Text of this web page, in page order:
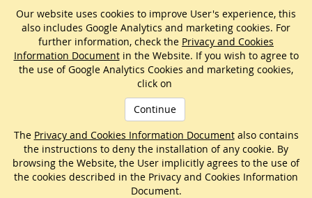
Our website uses cookies to improve User's experience, this
also includes Google Analytics and marketing cookies. For
further information, check the Privacy and Cookies
Information Documentin the Website. If you wish to agree to
the use of Google Analytics Cookies and marketing cookies,
click on
Continue
The Privacy and Cookies Information Documentalso contains
the instructions to deny the installation of any cookie. By
browsing the Website, the User implicitly agrees to the use of
the cookies described in the Privacy and Cookies Information
Document.